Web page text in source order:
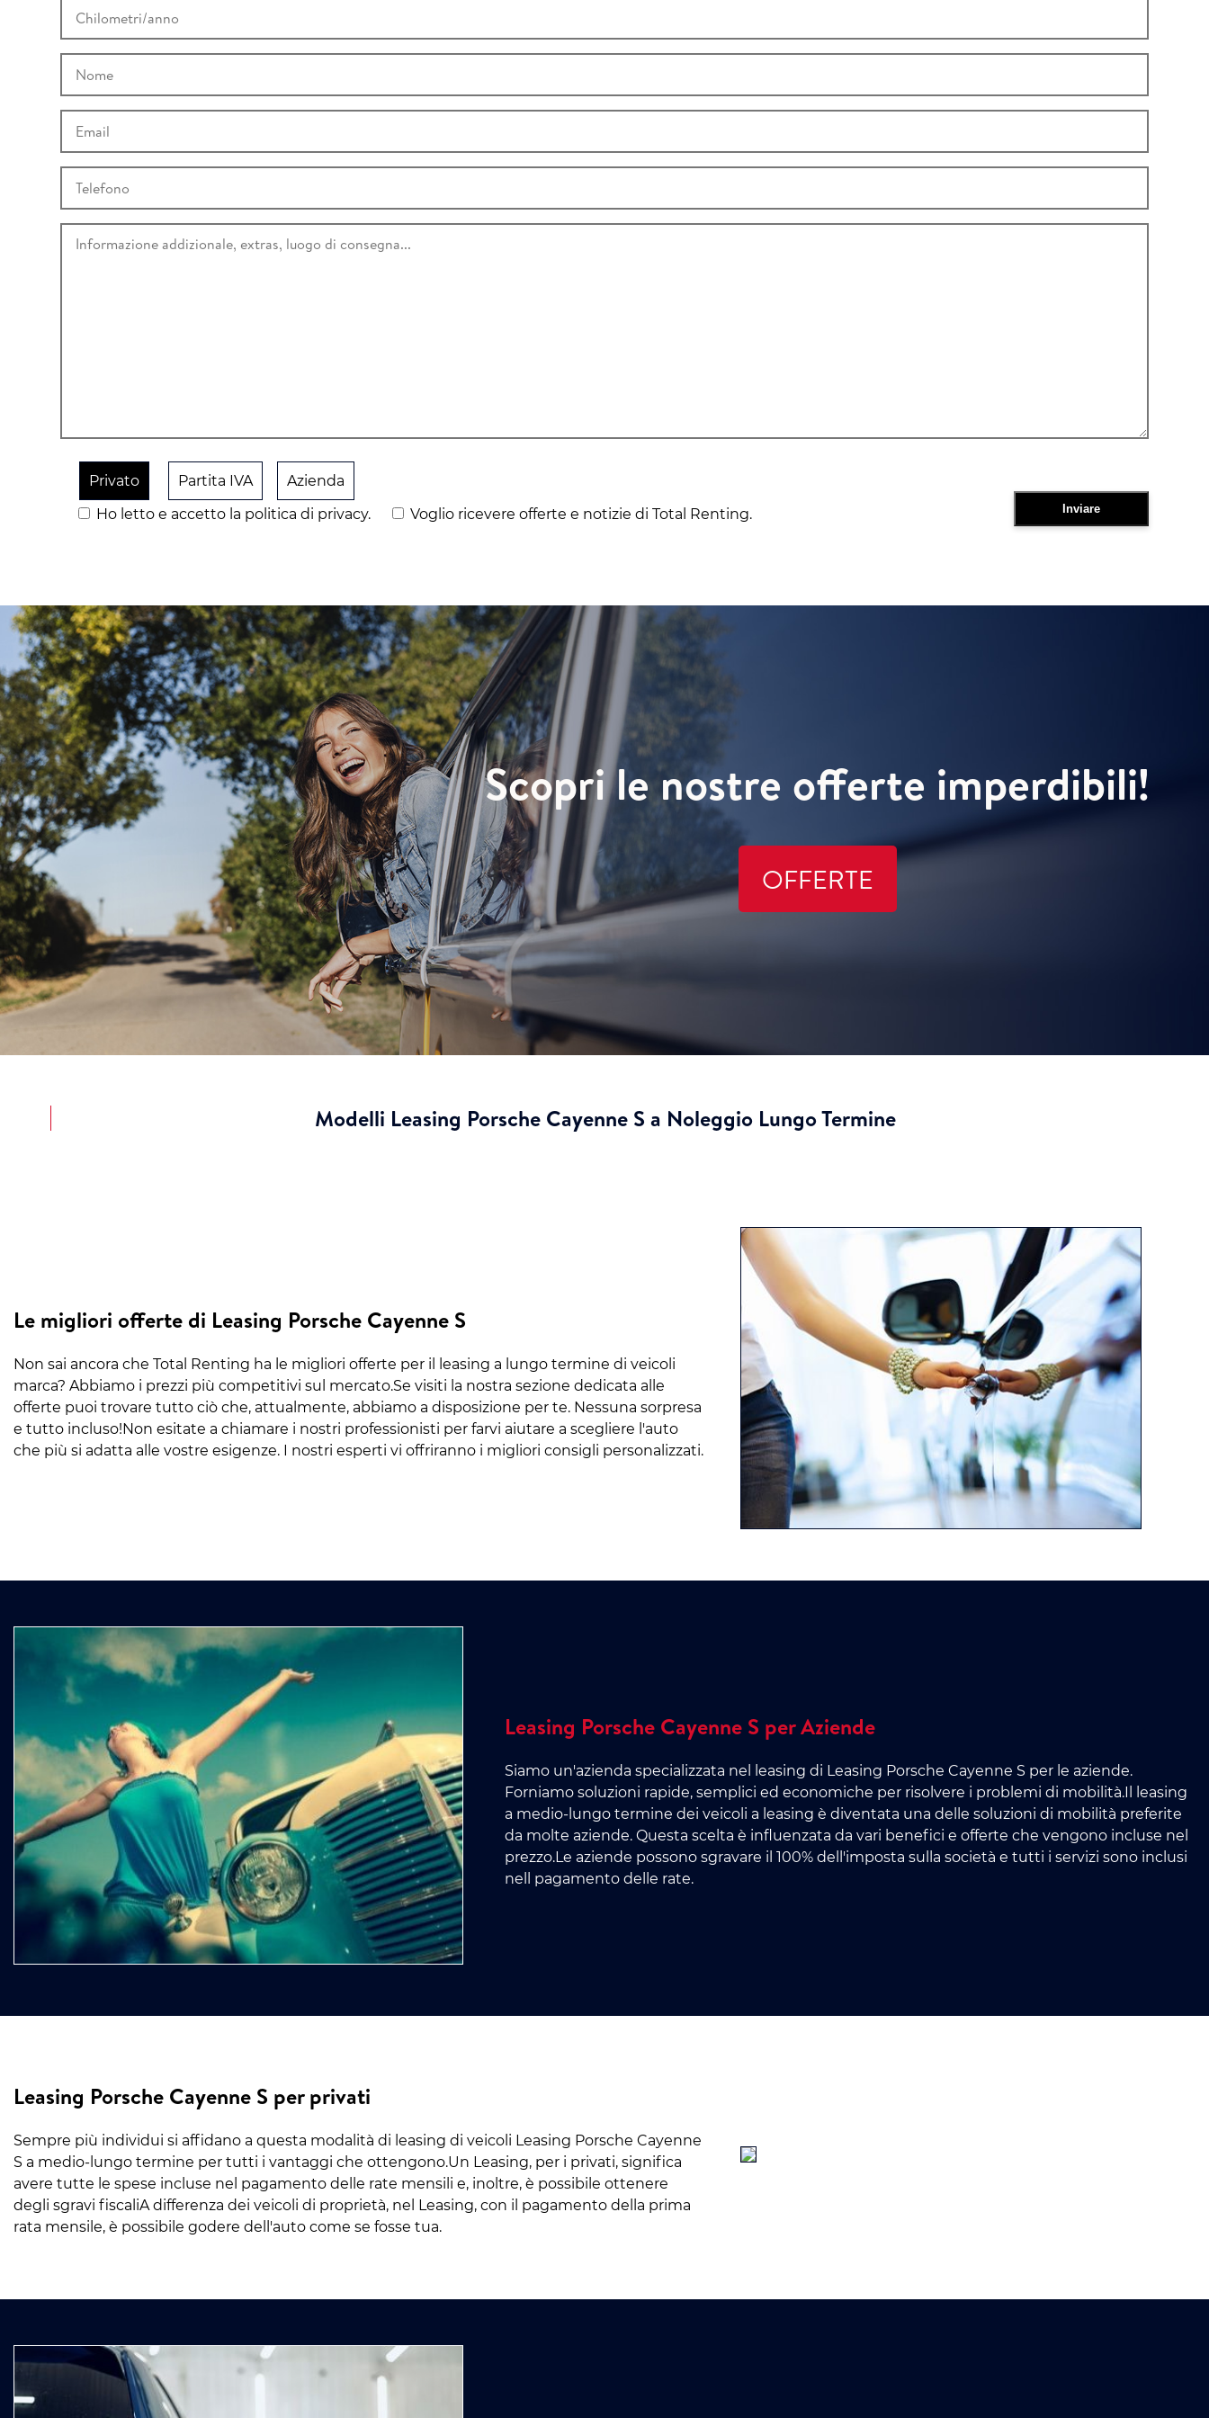
Privato Partita IVA
Azienda
Ho letto e accetto la politica di privacy.
Voglio ricevere offerte e notizie di Total Renting.
Scopri le nostre offerte imperdibili!
OFFERTE
Modelli Leasing Porsche Cayenne S a Noleggio Lungo Termine
Le migliori offerte di Leasing Porsche Cayenne S
Non sai ancora che Total Renting ha le migliori offerte per il leasing a lungo termine di veicoli
marca? Abbiamo i prezzi più competitivi sul mercato.Se visiti la nostra sezione dedicata alle
offerte puoi trovare tutto ciò che, attualmente, abbiamo a disposizione per te. Nessuna sorpresa
e tutto incluso!Non esitate a chiamare i nostri professionisti per farvi aiutare a scegliere l'auto
che più si adatta alle vostre esigenze. I nostri esperti vi offriranno i migliori consigli personalizzati.
Leasing Porsche Cayenne S per Aziende
Siamo un'azienda specializzata nel leasing di Leasing Porsche Cayenne S per le aziende.
Forniamo soluzioni rapide, semplici ed economiche per risolvere i problemi di mobilità.Il leasing
a medio-lungo termine dei veicoli a leasing è diventata una delle soluzioni di mobilità preferite
da molte aziende. Questa scelta è influenzata da vari benefici e offerte che vengono incluse nel
prezzo.Le aziende possono sgravare il 100% dell'imposta sulla società e tutti i servizi sono inclusi
nell pagamento delle rate.
Leasing Porsche Cayenne S per privati
Sempre più individui si affidano a questa modalità di leasing di veicoli Leasing Porsche Cayenne
S a medio-lungo termine per tutti i vantaggi che ottengono.Un Leasing, per i privati, significa
avere tutte le spese incluse nel pagamento delle rate mensili e, inoltre, è possibile ottenere
degli sgravi fiscaliA differenza dei veicoli di proprietà, nel Leasing, con il pagamento della prima
rata mensile, è possibile godere dell'auto come se fosse tua.